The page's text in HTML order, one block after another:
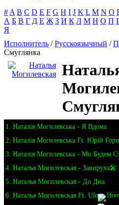
# A B C D E F G H I J K L M N O
А Б В Г Д Е Ж З И К Л М Н О П
Я
Исполнитель /Русскоязычный /
Смуглянка
1. Наталія Могилевська - Я Вдома
2. Наталія Могилевська Ft. Юрій
3. Наталія Могилевська - Ми Будем
4. Наталья Могилевская - Завируха🎤
5. Наталья Могилевская - До Дна
6. Наталья Могилевская Ft. Ulove